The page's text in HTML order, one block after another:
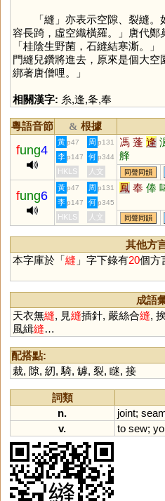
「縫 」亦表示空隙、裂縫
容長踦，虛空織橫羅。」唐代鄭
「桂陰生野菌，石縫結寒澌。
門縫兒鑽將進去，原來是個大
綁著唐僧哩。」
相關漢字: 糸,逢,夆,奉
粵語音節 & 根據
fung4
黃 p47 周 p131 馮 蓬 逢
艂
李 p147 何 p344
HKLS 人文 同聲同韻
fung6
黃 p47 周 p131 鳳 奉 俸
李 p147 何 p345
HKLS 人文 同聲同韻
其他方
本字庫於「縫 」字下錄有20個方
成語
天衣無縫, 見縫插針, 嚴絲合縫,
風緝縫…
配搭點:
裁, 隙, 紉, 騎, 罅, 裂, 瞇, 接
詞類
n.
joint;
v.
to sew; yo